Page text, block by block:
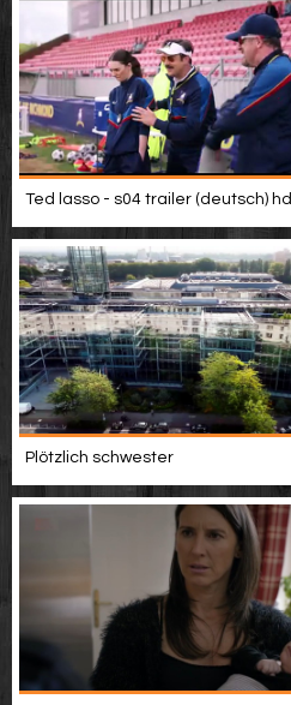
Ted lasso - s04 trailer (deutsch) hd
Plötzlich schwester